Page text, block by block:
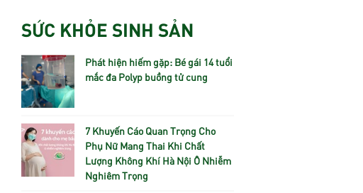
SỨC KHỎE SINH SẢN
Phát hiện hiếm gặp: Bé gái 14 tuổi
mắc đa Polyp buồng tử cung
7 Khuyến Cáo Quan Trọng Cho
Phụ Nữ Mang Thai Khi Chất
Lượng Không Khí Hà Nội Ô Nhiễm
Nghiêm Trọng